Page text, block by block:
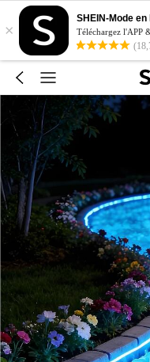
×
SHEIN-Mode en
Téléchargez l'APP